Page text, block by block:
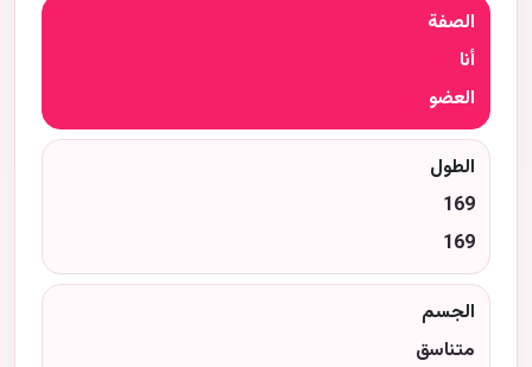
الصفة
أنا
العضو
الطول
169
169
الجسم
متناسق